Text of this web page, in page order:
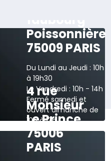
Poissonnière
75009 PARIS
Du Lundi au Jeudi : 10h
à 19h30
Le Vendredi : 10h - 14h
Fermé samedi et
ouvert dimanche de
10h à 13h
Voir sur la carte
4 rue
Monsieur
Le Prince
75006
PARIS